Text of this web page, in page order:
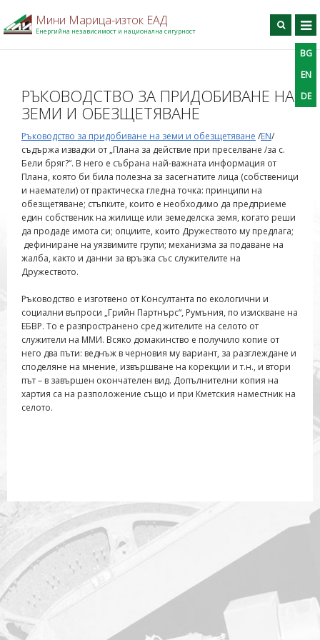
Мини Марица-изток ЕАД
Енергийна независимост и национална сигурност
Търси
BG
EN
DE
РЪКОВОДСТВО ЗА ПРИДОБИВАНЕ НА
ЗЕМИ И ОБЕЗЩЕТЯВАНЕ
Ръководство за придобиване на земи и обезщетяване /EN/
съдържа извадки от „Плана за действие при преселване /за с.
Бели бряг?“. В него е събрана най-важната информация от
Плана, която би била полезна за засегнатите лица (собственици
и наематели) от практическа гледна точка: принципи на
обезщетяване; стъпките, които е необходимо да предприеме
един собственик на жилище или земеделска земя, когато реши
да продаде имота си; опциите, които Дружеството му предлага;
дефиниране на уязвимите групи; механизма за подаване на
жалба, както и данни за връзка със служителите на
Дружеството.
Ръководство е изготвено от Консултанта по екологични и
социални въпроси „Грийн Партнърс“, Румъния, по изискване на
ЕБВР. То е разпространено сред жителите на селото от
служители на ММИ. Всяко домакинство е получило копие от
него два пъти: веднъж в черновия му вариант, за разглеждане и
споделяне на мнение, извършване на корекции и т.н., и втори
път – в завършен окончателен вид. Допълнителни копия на
хартия са на разположение също и при Кметския наместник на
селото.
DE
Начало
За дружеството
Производство
Профил на купувача
Професионално обучение
Информационен център
Проекти
Контакти